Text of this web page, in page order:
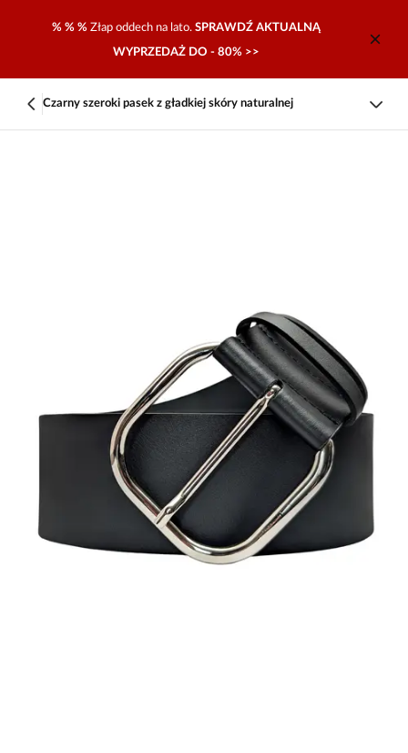
% % % Złap oddech na lato. SPRAWDŹ AKTUALNĄ
WYPRZEDAŻ DO - 80% >>
Czarny szeroki pasek z gładkiej skóry naturalnej